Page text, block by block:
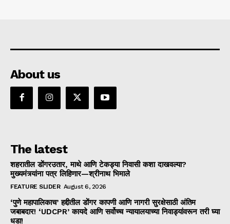
About us
The latest
शहरातील डोंगरउतार, माथे आणि टेकड्या निवासी कशा दाखवल्या?
मुख्यमंत्र्यांना पत्र लिहिणार—श्रीनाथ भिमाले
FEATURE SLIDER August 6, 2026
‘पुणे महापालिकाच’ हद्दीतील डोंगर कापणी आणि नागरी सुरक्षेसाठी अंतिम
जबाबदार! ‘UDCPR’ कायदे आणि सर्वोच्च न्यायालयाच्या निवाड्यांवरून तरी घ्या
धडा!